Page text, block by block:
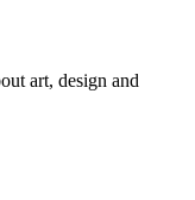
art, design and